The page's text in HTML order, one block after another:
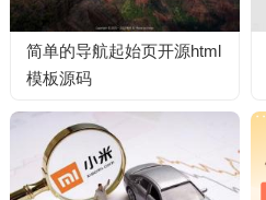
简单的导航起始页开源html
模板源码